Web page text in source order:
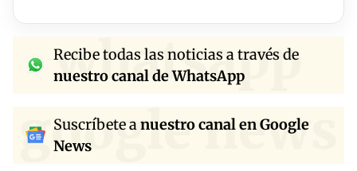
whatsapp
Recibe todas las noticias a través de
nuestro canal de WhatsApp
google news
Suscríbete anuestro canal en Google
News